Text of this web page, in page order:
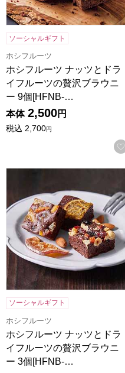
ソーシャルギフト
ホシフルーツ
ホシフルーツ ナッツとドラ
イフルーツの贅沢ブラウニ
ー 9個[HFNB-…
本体 2,500円
税込 2,700円
ホシフルーツ ナッツとド
ソーシャルギフト
ホシフルーツ
ホシフルーツ ナッツとドラ
イフルーツの贅沢ブラウニ
ー 3個[HFNB-…